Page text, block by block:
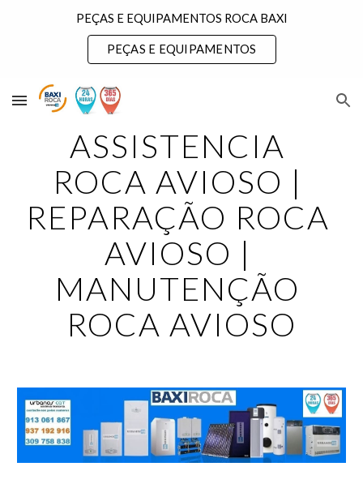
Skip to main content
PEÇAS E EQUIPAMENTOS ROCA BAXI
PEÇAS E EQUIPAMENTOS
ASSISTENCIA
ROCA AVIOSO |
REPARAÇÃO ROCA
AVIOSO |
MANUTENÇÃO
ROCA AVIOSO